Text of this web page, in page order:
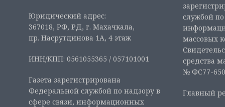
Юридический адрес:
367018, РФ, РД, г. Махачкала,
пр. Насрутдинова 1А, 4 этаж
ИНН/КПП: 0561055365 / 057101001
Газета зарегистрирована
Федеральной службой по надзору в
сфере связи, информационных
службой
массовых
средства
№ ФС77-
Главный